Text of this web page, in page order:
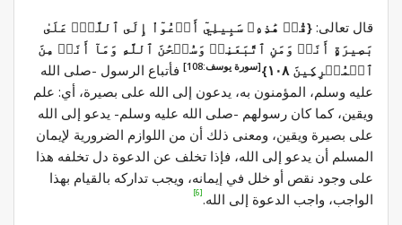
قال تعالى: {قُلۡ هَٰذِهِۦ سَبِيلِيٓ أَدۡعُوٓاْ إِلَى ٱللَّهِۚ عَلَىٰ
بَصِيرَةٍ أَنَا۠ وَمَنِ ٱتَّبَعَنِيۖ وَسُبۡحَٰنَ ٱللَّهِ وَمَآ أَنَا۠ مِنَ
ٱلۡمُشۡرِكِينَ ١٠٨}
[سورة يوسف:108]
فأتباع الرسول -صلى الله
عليه وسلم، المؤمنون به، يدعون إلى الله على بصيرة، أي: علم
ويقين، كما كان رسولهم -صلى الله عليه وسلم- يدعو إلى الله
على بصيرة ويقين، ومعنى ذلك أن من اللوازم الضرورية لإيمان
المسلم أن يدعو إلى الله، فإذا تخلف عن الدعوة دل تخلفه هذا
على وجود نقص أو خلل في إيمانه، ويجب تداركه بالقيام بهذا
الواجب، واجب الدعوة إلى الله.[6]